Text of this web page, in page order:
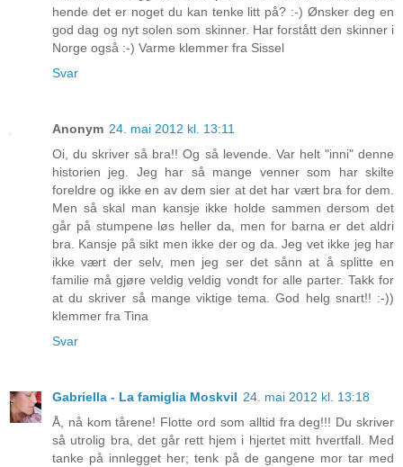
hende det er noget du kan tenke litt på? :-) Ønsker deg en
god dag og nyt solen som skinner. Har forstått den skinner i
Norge også :-) Varme klemmer fra Sissel
Svar
Anonym 24. mai 2012 kl. 13:11
Oi, du skriver så bra!! Og så levende. Var helt "inni" denne
historien jeg. Jeg har så mange venner som har skilte
foreldre og ikke en av dem sier at det har vært bra for dem.
Men så skal man kansje ikke holde sammen dersom det
går på stumpene løs heller da, men for barna er det aldri
bra. Kansje på sikt men ikke der og da. Jeg vet ikke jeg har
ikke vært der selv, men jeg ser det sånn at å splitte en
familie må gjøre veldig veldig vondt for alle parter. Takk for
at du skriver så mange viktige tema. God helg snart!! :-))
klemmer fra Tina
Svar
Gabriella - La famiglia Moskvil 24. mai 2012 kl. 13:18
Å, nå kom tårene! Flotte ord som alltid fra deg!!! Du skriver
så utrolig bra, det går rett hjem i hjertet mitt hvertfall. Med
tanke på innlegget her; tenk på de gangene mor tar med